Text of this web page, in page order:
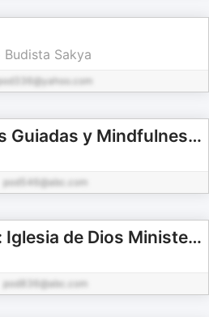
Sakya
Meditaciones Guiadas y Mindfulness | Sí Medito
pod546@abc.com
Enseñanzas: Iglesia de Dios Ministerial de Jesucristo Internacional - IDMJI
pod836@abc.com